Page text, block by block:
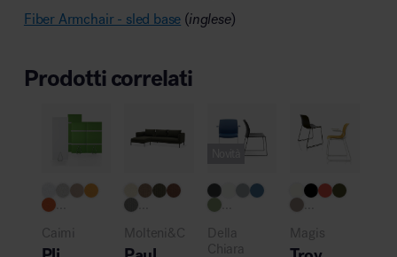
Fiber Armchair - sled base (inglese)
Prodotti correlati
...
Caimi
Molteni&C
...
Della
Chiara
Magis